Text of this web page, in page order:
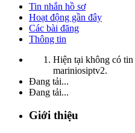
Tin nhắn hồ sơ
Hoạt động gần đây
Các bài đăng
Thông tin
Hiện tại không có tin
mariniosiptv2.
Đang tải...
Đang tải...
Giới thiệu